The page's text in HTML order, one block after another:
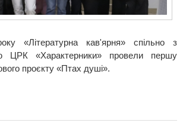
«Літературна кав'ярня» спільно з
ЦРК «Характерники» провели першу
проєкту «Птах душі».